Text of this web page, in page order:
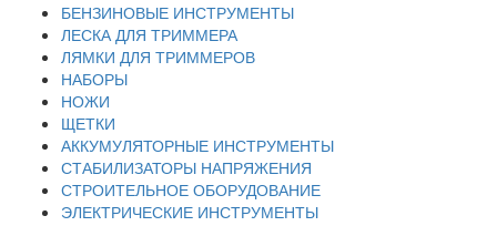
БЕНЗИНОВЫЕ ИНСТРУМЕНТЫ
ЛЕСКА ДЛЯ ТРИММЕРА
ЛЯМКИ ДЛЯ ТРИММЕРОВ
НАБОРЫ
НОЖИ
ЩЕТКИ
АККУМУЛЯТОРНЫЕ ИНСТРУМЕНТЫ
СТАБИЛИЗАТОРЫ НАПРЯЖЕНИЯ
СТРОИТЕЛЬНОЕ ОБОРУДОВАНИЕ
ЭЛЕКТРИЧЕСКИЕ ИНСТРУМЕНТЫ